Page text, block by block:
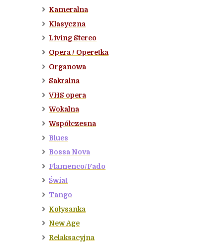
Kameralna
Klasyczna
Living Stereo
Opera / Operetka
Organowa
Sakralna
VHS opera
Wokalna
Współczesna
Blues
Bossa Nova
Flamenco/Fado
Świat
Tango
Kołysanka
New Age
Relaksacyjna